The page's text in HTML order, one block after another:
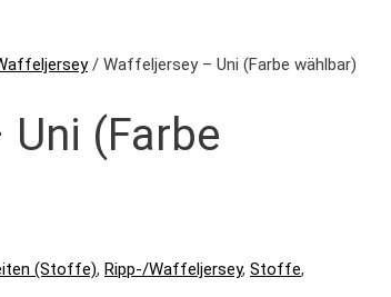
/ Waffeljersey – Uni (Farbe wählbar)
(Farbe
(Stoffe), Ripp-/Waffeljersey, Stoffe,